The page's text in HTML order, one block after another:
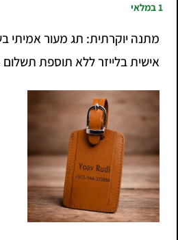
1 במלאי
אישית בלייזר ללא תוספת תשלום